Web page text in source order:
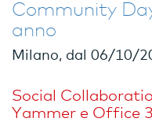
Community
anno
Milano, dal 06/10/
Social
Yammer e Office